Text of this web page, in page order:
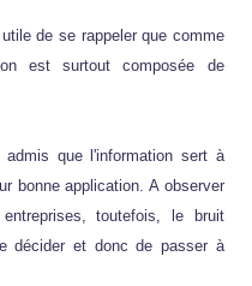
de se rappeler que comme
est surtout composée de
que l'information sert à
bonne application. A observer
toutefois, le bruit
décider et donc de passer à